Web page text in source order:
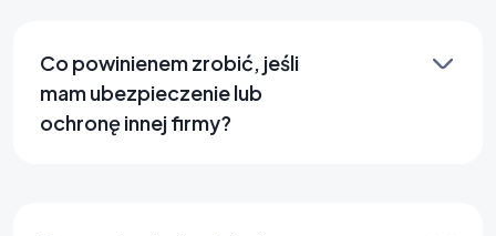
Co powinienem zrobić, jeśli
mam ubezpieczenie lub
ochronę innej firmy?